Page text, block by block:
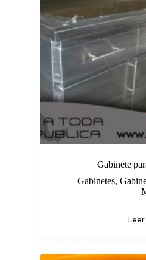
Gabinete
Gabinetes,